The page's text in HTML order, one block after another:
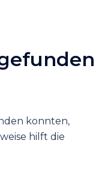
konnten,
hilft die